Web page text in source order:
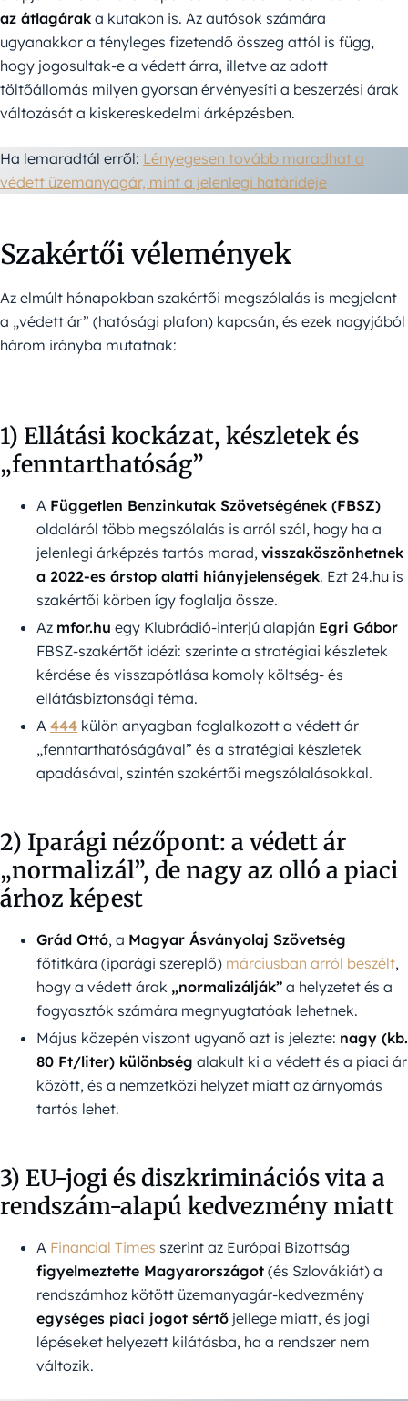
az átlagárak a kutakon is. Az autósok számára
ugyanakkor a tényleges fizetendő összeg attól is függ,
hogy jogosultak-e a védett árra, illetve az adott
töltőállomás milyen gyorsan érvényesíti a beszerzési árak
változását a kiskereskedelmi árképzésben.
Ha lemaradtál erről: Lényegesen tovább maradhat a
védett üzemanyagár, mint a jelenlegi határideje
Szakértői vélemények
Az elmúlt hónapokban szakértői megszólalás is megjelent
a „védett ár” (hatósági plafon) kapcsán, és ezek nagyjából
három irányba mutatnak:
1) Ellátási kockázat, készletek és
„fenntarthatóság”
A Független Benzinkutak Szövetségének (FBSZ)
oldaláról több megszólalás is arról szól, hogy ha a
jelenlegi árképzés tartós marad, visszaköszönhetnek
a 2022-es árstop alatti hiányjelenségek. Ezt 24.hu is
szakértői körben így foglalja össze.
Az mfor.hu egy Klubrádió-interjú alapján Egri Gábor
FBSZ-szakértőt idézi: szerinte a stratégiai készletek
kérdése és visszapótlása komoly költség- és
ellátásbiztonsági téma.
A 444 külön anyagban foglalkozott a védett ár
„fenntarthatóságával” és a stratégiai készletek
apadásával, szintén szakértői megszólalásokkal.
2) Iparági nézőpont: a védett ár
„normalizál”, de nagy az olló a piaci
árhoz képest
Grád Ottó, a Magyar Ásványolaj Szövetség
főtitkára (iparági szereplő) márciusban arról beszélt,
hogy a védett árak „normalizálják” a helyzetet és a
fogyasztók számára megnyugtatóak lehetnek.
Május közepén viszont ugyanő azt is jelezte: nagy (kb.
80 Ft/liter) különbség alakult ki a védett és a piaci ár
között, és a nemzetközi helyzet miatt az árnyomás
tartós lehet.
3) EU-jogi és diszkriminációs vita a
rendszám-alapú kedvezmény miatt
A Financial Times szerint az Európai Bizottság
figyelmeztette Magyarországot (és Szlovákiát) a
rendszámhoz kötött üzemanyagár-kedvezmény
egységes piaci jogot sértő jellege miatt, és jogi
lépéseket helyezett kilátásba, ha a rendszer nem
változik.